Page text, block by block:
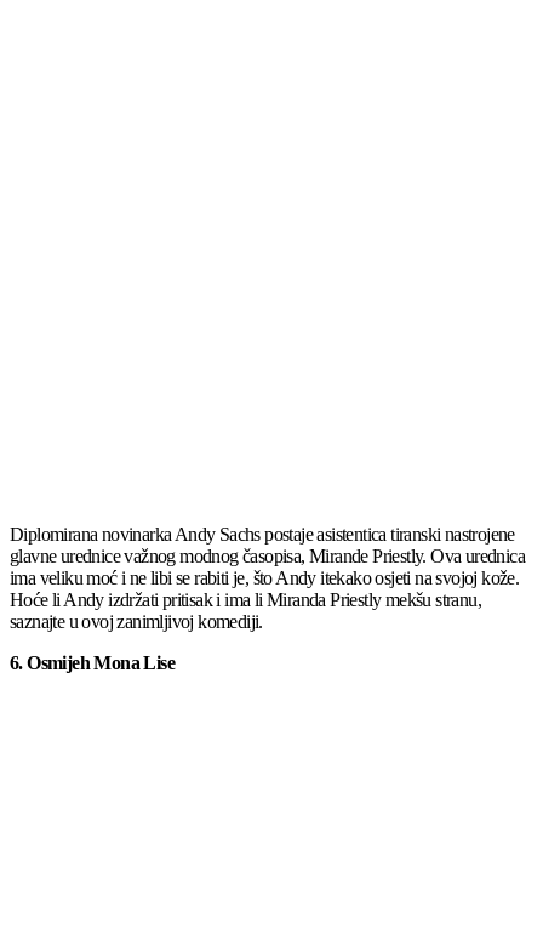
Diplomirana novinarka Andy Sachs postaje asistentica tiranski nastrojene
glavne urednice važnog modnog časopisa, Mirande Priestly. Ova urednica
ima veliku moć i ne libi se rabiti je, što Andy itekako osjeti na svojoj kože.
Hoće li Andy izdržati pritisak i ima li Miranda Priestly mekšu stranu,
saznajte u ovoj zanimljivoj komediji.
6. Osmijeh Mona Lise